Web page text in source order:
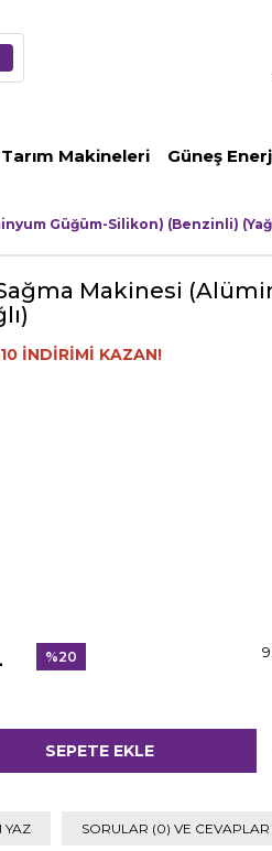
Tarım Makineleri Güneş
Güğüm-Silikon) (Benzinli)
Makinesi
İNDİRİMİ KAZAN!
%20
YAZ SORULAR (0) VE